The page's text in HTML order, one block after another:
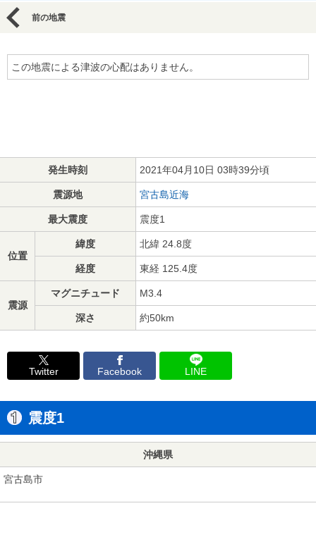
前の地震
この地震による津波の心配はありません。
発生時刻 2021年04月10日 03時39分頃
震源地 宮古島近海
最大震度 震度1
位置
緯度 北緯 24.8度
経度 東経 125.4度
震源
マグニチュード M3.4
深さ 約50km
Twitter Facebook LINE
震度1
沖縄県
宮古島市